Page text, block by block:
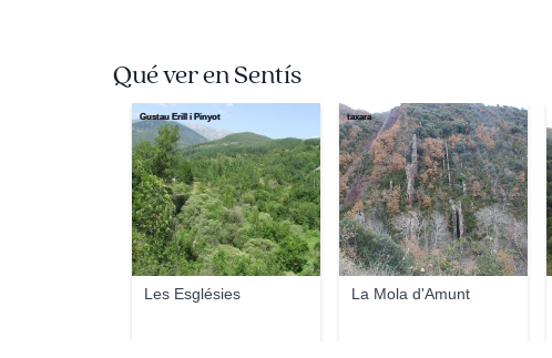
Qué ver en Sentís
Les Esglésies
Gustau Erill i Pinyot
La Mola d'Amunt
taxara